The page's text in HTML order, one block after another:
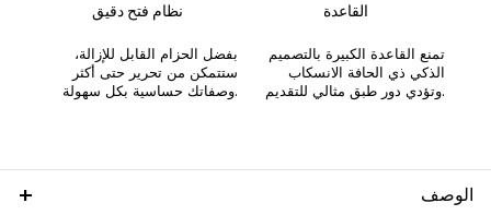
نظام فتح دقيق
بفضل الحزام القابل للإزالة،
ستتمكن من تحرير حتى أكثر
وصفاتك حساسية بكل سهولة.
القاعدة
تمنع القاعدة الكبيرة بالتصميم
الذكي ذي الحافة الانسكاب
وتؤدي دور طبق مثالي للتقديم.
الوصف